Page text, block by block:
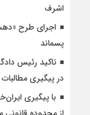
اشرف
اجرای طرح
پسماند
تاکید رئیس
در پیگیری
با پیگیری